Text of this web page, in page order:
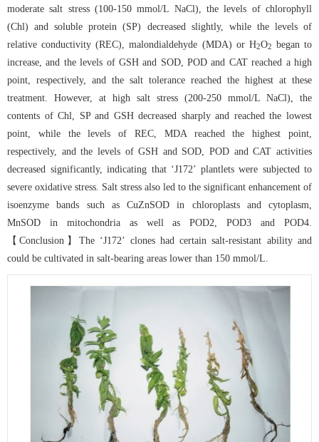
moderate salt stress (100-150 mmol/L NaCl), the levels of chlorophyll
(Chl) and soluble protein (SP) decreased slightly, while the levels of
relative conductivity (REC), malondialdehyde (MDA) or H2O2
began to
increase, and the levels of GSH and SOD, POD and CAT reached a high
point, respectively, and the salt tolerance reached the highest at these
treatment. However, at high salt stress (200-250 mmol/L NaCl), the
contents of Chl, SP and GSH decreased sharply and reached the lowest
point, while the levels of REC, MDA reached the highest point,
respectively, and the levels of GSH and SOD, POD and CAT activities
decreased significantly, indicating that ‘J172’ plantlets were subjected to
severe oxidative stress. Salt stress also led to the significant enhancement of
isoenzyme bands such as CuZnSOD in chloroplasts and cytoplasm,
MnSOD in mitochondria as well as POD2, POD3 and POD4.
【Conclusion】The ‘J172’ clones had certain salt-resistant ability and
could be cultivated in salt-bearing areas lower than 150 mmol/L.